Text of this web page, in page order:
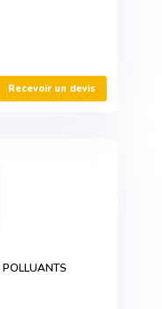
Recevoir un devis
POLLUANTS